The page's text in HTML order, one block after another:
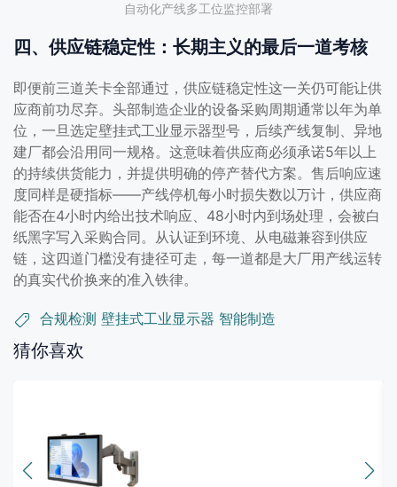
自动化产线多工位监控部署
四、供应链稳定性：长期主义的最后一道考核
即便前三道关卡全部通过，供应链稳定性这一关仍可能让供
应商前功尽弃。头部制造企业的设备采购周期通常以年为单
位，一旦选定壁挂式工业显示器型号，后续产线复制、异地
建厂都会沿用同一规格。这意味着供应商必须承诺5年以上
的持续供货能力，并提供明确的停产替代方案。售后响应速
度同样是硬指标——产线停机每小时损失数以万计，供应商
能否在4小时内给出技术响应、48小时内到场处理，会被白
纸黑字写入采购合同。从认证到环境、从电磁兼容到供应
链，这四道门槛没有捷径可走，每一道都是大厂用产线运转
的真实代价换来的准入铁律。
合规检测 壁挂式工业显示器 智能制造
猜你喜欢